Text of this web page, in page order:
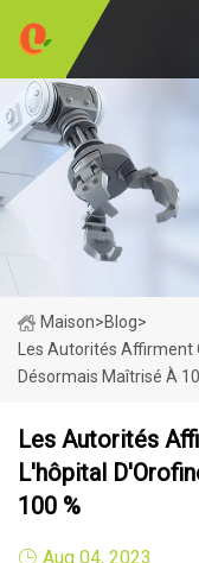
Maison>Blog>
Les Autorités Affirment
Désormais Maîtrisé À
Les Autorités
L'hôpital
100 %
Aug 04, 2023